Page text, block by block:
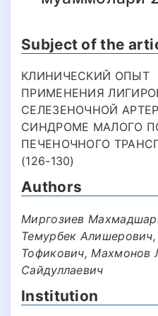
Subject of the
КЛИНИЧЕСКИЙ ОПЫТ
ПРИМЕНЕНИЯ
СЕЛЕЗЕНОЧНОЙ
СИНДРОМЕ МАЛОГО
ПЕЧЕНОЧНОГО
(126-130)
Authors
Миргозиев
Темурбек
Тофикович, Махмонов
Сайдуллаевич
Institution